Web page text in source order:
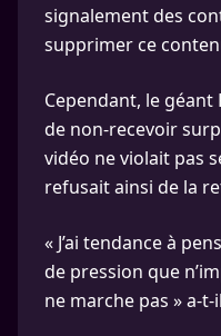
signalement des
supprimer ce
Cependant, le
de non-recevoir
vidéo ne violait pas
refusait ainsi de la
« J’ai tendance à
de pression que
ne marche pas » a-t-